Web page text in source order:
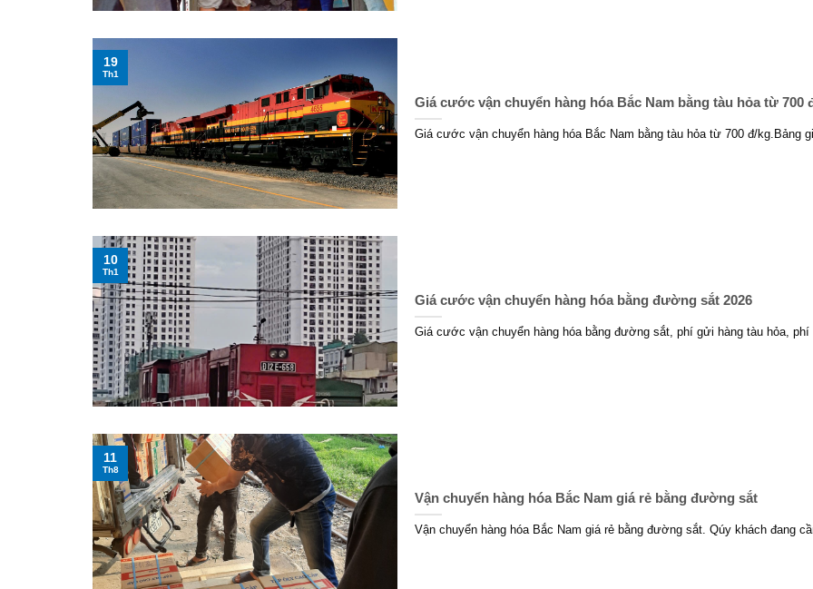
Giá cước vận chuyển hàng hóa Bắc Nam bằng tàu hỏa từ 700
Giá cước vận chuyển hàng hóa Bắc Nam bằng tàu hỏa từ 700 đ/kg.Bảng
19
Th1
Giá cước vận chuyển hàng hóa bằng đường sắt 2026
Giá cước vận chuyển hàng hóa bằng đường sắt, phí gửi hàng tàu hỏa, phí
10
Th1
Vận chuyển hàng hóa Bắc Nam giá rẻ bằng đường sắt
Vận chuyển hàng hóa Bắc Nam giá rẻ bằng đường sắt. Qúy khách đang
11
Th8